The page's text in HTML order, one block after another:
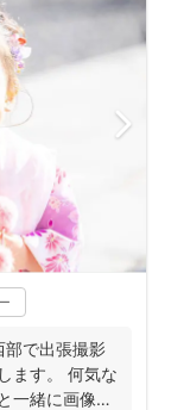
部で出張撮影
ます。 何気な
一緒に画像と